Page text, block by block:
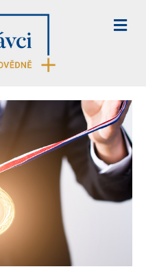
M
E